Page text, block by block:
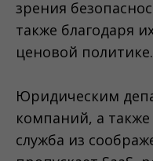
зрения
также благодаря
ценовой политике.
Юридическим
компаний, а
служба из